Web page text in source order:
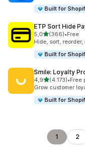
Built for
ETP Sort Hide
5,05 yıldız
(366)
toplam 366 •Free
Hide, sort,
Built for
Smile: Loyalty
4,95 yıldız
(4.173)
toplam 4173•Free
Grow customer
Built for
1 2